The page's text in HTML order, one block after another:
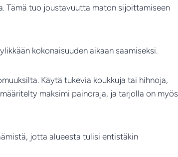
Tämä tuo joustavuutta maton sijoittamiseen
kokonaisuuden aikaan saamiseksi.
Käytä tukevia koukkuja tai hihnoja,
maksimi painoraja, ja tarjolla on myös
jotta alueesta tulisi entistäkin